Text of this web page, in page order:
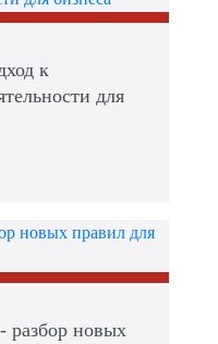
к
для
разбор новых